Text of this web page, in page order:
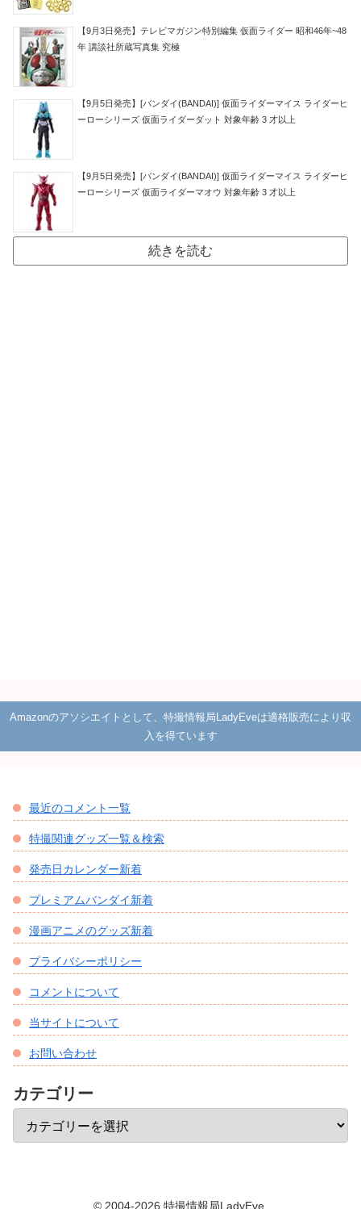
【9月3日発売】テレビマガジン特別編集 仮面ライダー 昭和46年~48
年 講談社所蔵写真集 究極
【9月5日発売】[バンダイ(BANDAI)] 仮面ライダーマイス ライダーヒ
ーローシリーズ 仮面ライダーダット 対象年齢 3 才以上
【9月5日発売】[バンダイ(BANDAI)] 仮面ライダーマイス ライダーヒ
ーローシリーズ 仮面ライダーマオウ 対象年齢 3 才以上
続きを読む
Amazonのアソシエイトとして、特撮情報局LadyEveは適格販売により収
入を得ています
最近のコメント一覧
特撮関連グッズ一覧＆検索
発売日カレンダー新着
プレミアムバンダイ新着
漫画アニメのグッズ新着
プライバシーポリシー
コメントについて
当サイトについて
お問い合わせ
カテゴリー
© 2004-2026 特撮情報局LadyEve.